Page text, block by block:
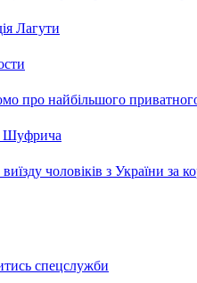
Лагути
про найбільшого
Шуфрича
чоловіків з України за
спецслужби